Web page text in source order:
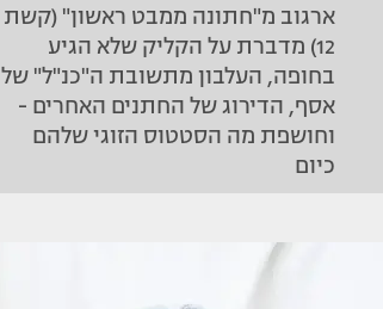
ארגוב מ"חתונה ממבט ראשון" (קשת
12) מדברת על הקליק שלא הגיע
בחופה, העלבון מתשובת ה"כנ"ל" של
אסף, הדירוג של החתנים האחרים -
וחושפת מה הסטטוס הזוגי שלהם
כיום